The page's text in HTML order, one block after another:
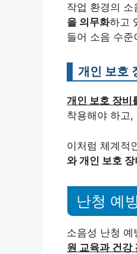
작업 환경의
을 의무화하고
들어 소음 수
개인 보호
개인 보호 장비
착용해야 하고
이처럼 체계적
와 개인 보호
난청 예
소음성 난청 예
원 교육과 건강